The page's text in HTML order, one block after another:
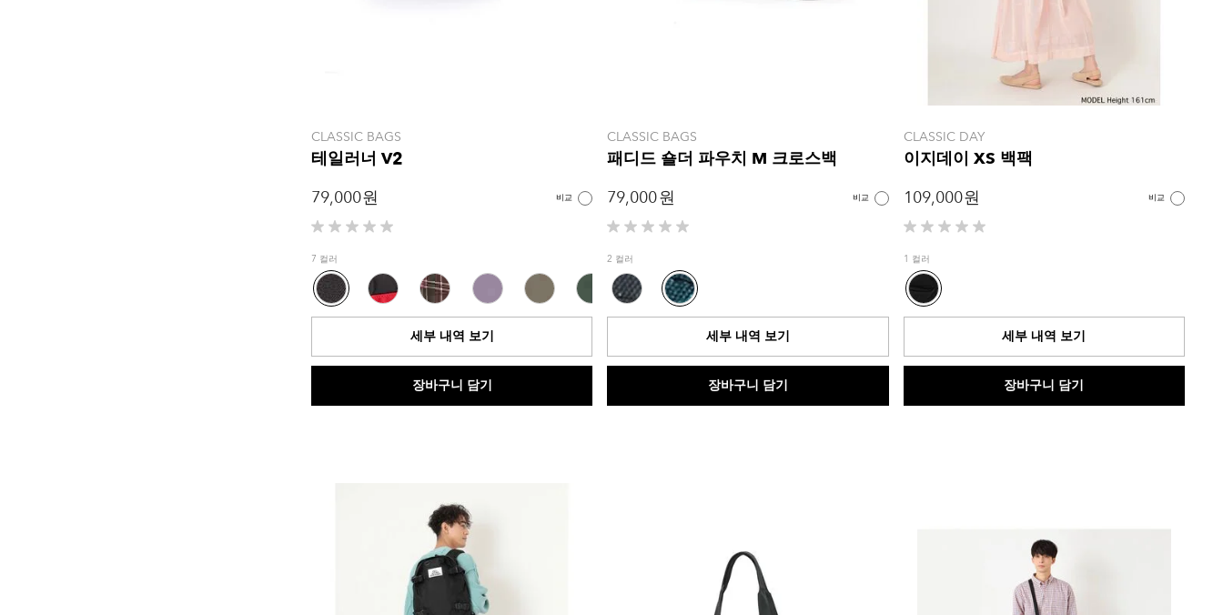
CLASSIC BAGS
테일러너 V2
79,000 원
비교
별
5
개
중
0.0
개
니
7 컬러
세부 내역 보기
장바구니 담기
CLASSIC BAGS
패디드 숄더 파우치 M 크로스백
79,000 원
비교
별
5
개
중
0.0
개
니
2 컬러
세부 내역 보기
장바구니 담기
CLASSIC DAY
이지데이 XS 백팩
109,000 원
비교
별
5
개
중
0.0
개
니
1 컬러
세부 내역 보기
장바구니 담기